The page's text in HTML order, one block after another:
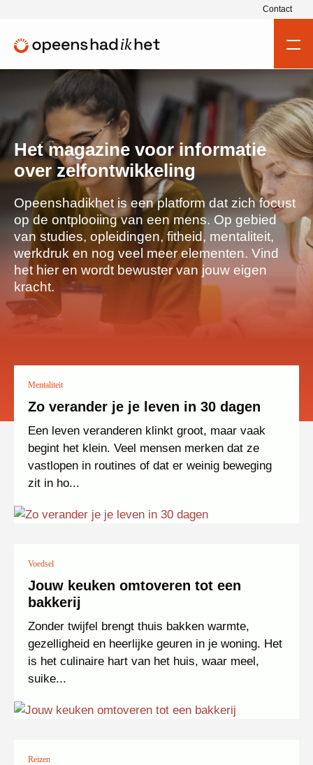
Contact
Het magazine voor informatie
over zelfontwikkeling
Opeenshadikhet is een platform dat zich focust
op de ontplooiing van een mens. Op gebied
van studies, opleidingen, fitheid, mentaliteit,
werkdruk en nog veel meer elementen. Vind
het hier en wordt bewuster van jouw eigen
kracht.
Mentaliteit
Zo verander je je leven in 30 dagen
Een leven veranderen klinkt groot, maar vaak
begint het klein. Veel mensen merken dat ze
vastlopen in routines of dat er weinig beweging
zit in ho...
Voedsel
Jouw keuken omtoveren tot een
bakkerij
Zonder twijfel brengt thuis bakken warmte,
gezelligheid en heerlijke geuren in je woning. Het
is het culinaire hart van het huis, waar meel,
suike...
Reizen